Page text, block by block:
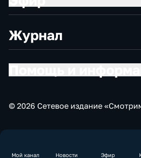
Мой канал Новости Эфир
Журнал
© 2026 Сетевое издание